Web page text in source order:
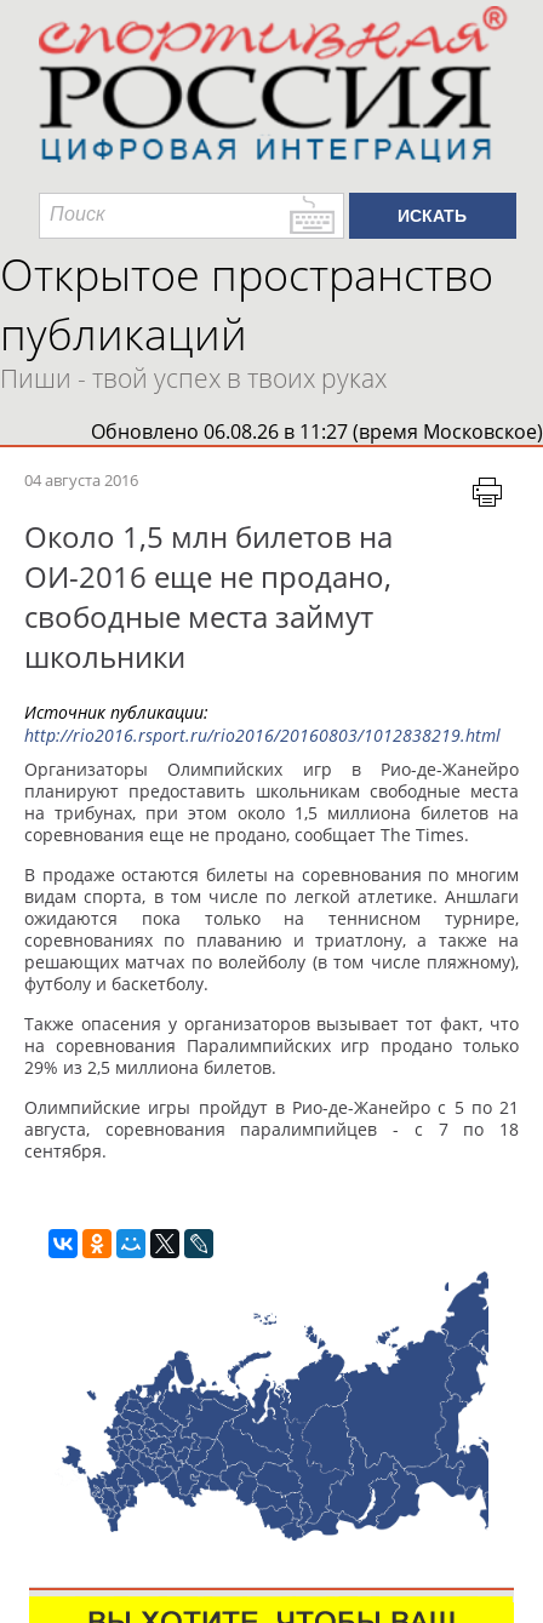
Открытое пространство
публикаций
Пиши - твой успех в твоих руках
Обновлено 06.08.26 в 11:27 (время Московское)
04 августа 2016
Около 1,5 млн билетов на
ОИ-2016 еще не продано,
свободные места займут
школьники
Источник публикации:
http://rio2016.rsport.ru/rio2016/20160803/1012838219.html
Организаторы Олимпийских игр в Рио-де-Жанейро
планируют предоставить школьникам свободные места
на трибунах, при этом около 1,5 миллиона билетов на
соревнования еще не продано, сообщает The Times.
В продаже остаются билеты на соревнования по многим
видам спорта, в том числе по легкой атлетике. Аншлаги
ожидаются пока только на теннисном турнире,
соревнованиях по плаванию и триатлону, а также на
решающих матчах по волейболу (в том числе пляжному),
футболу и баскетболу.
Также опасения у организаторов вызывает тот факт, что
на соревнования Паралимпийских игр продано только
29% из 2,5 миллиона билетов.
Олимпийские игры пройдут в Рио-де-Жанейро с 5 по 21
августа, соревнования паралимпийцев - с 7 по 18
сентября.